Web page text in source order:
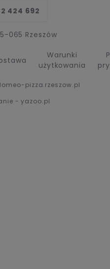
424 692
065 Rzeszów
Warunki
użytkowania
pizza.rzeszow.pl
- yazoo.pl